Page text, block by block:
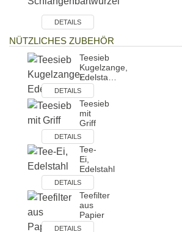
DETAILS
NÜTZLICHES ZUBEHÖR
Teesieb
Kugelzange,
Edelsta…
DETAILS
Teesieb
mit
Griff
DETAILS
Tee-
Ei,
Edelstahl
DETAILS
Teefilter
aus
Papier
DETAILS